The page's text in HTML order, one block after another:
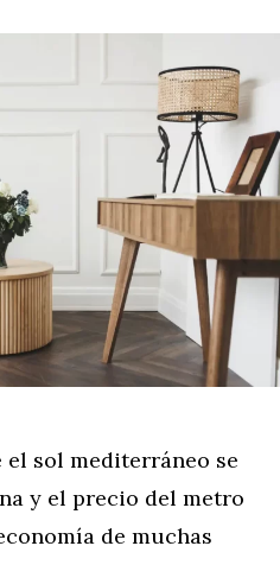
sol mediterráneo se
y el precio del metro
de muchas